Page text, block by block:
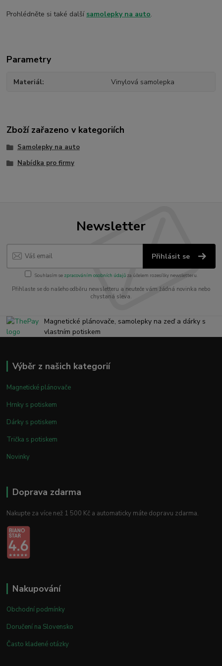
Prohlédněte si také další samolepky na auto.
Parametry
Materiál Vinylová samolepka
Zboží zařazeno v kategoriích
Samolepky na auto
Nabídka pro firmy
Newsletter
Přihlásit se
Souhlasím se zpracováním osobních údajůza účelem rozesílky newsletteru.
Přihlaste se do našeho odběru newsletteru a neuteče vám žádná novinka nebo
chystaná sleva.
Magnetické plánovače, samolepky na zeď a dárky s
vlastním potiskem
Výběr z našich kategorií
Magnetické plánovače
Hrnky s potiskem
Dárky s potiskem
Trička s potiskem
Novinky
Doprava zdarma
Nakupte za více než 1 500 Kč a automaticky máte dopravu zdarma.
Nakupování
Obchodní podmínky
Doručení na Slovensko
Často kladené otázky